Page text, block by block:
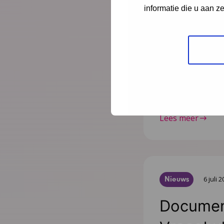
informatie die u aan
Na de
juli 2025 zijn
publicaties die
Lees meer
Nieuws 6 juli